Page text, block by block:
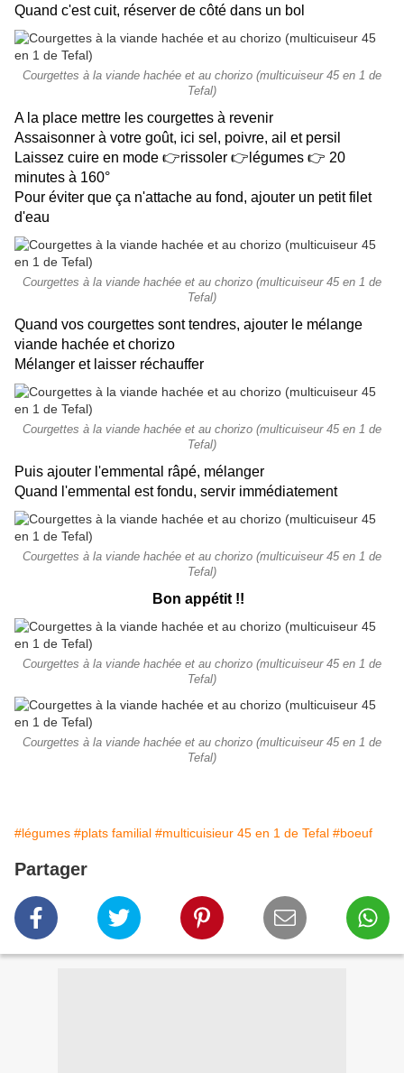
Quand c'est cuit, réserver de côté dans un bol
Courgettes à la viande hachée et au chorizo (multicuiseur 45 en 1 de
Tefal)
A la place mettre les courgettes à revenir
Assaisonner à votre goût, ici sel, poivre, ail et persil
Laissez cuire en mode 👉rissoler 👉légumes 👉 20
minutes à 160°
Pour éviter que ça n'attache au fond, ajouter un petit filet
d'eau
Courgettes à la viande hachée et au chorizo (multicuiseur 45 en 1 de
Tefal)
Quand vos courgettes sont tendres, ajouter le mélange
viande hachée et chorizo
Mélanger et laisser réchauffer
Courgettes à la viande hachée et au chorizo (multicuiseur 45 en 1 de
Tefal)
Puis ajouter l'emmental râpé, mélanger
Quand l'emmental est fondu, servir immédiatement
Courgettes à la viande hachée et au chorizo (multicuiseur 45 en 1 de
Tefal)
Bon appétit !!
Courgettes à la viande hachée et au chorizo (multicuiseur 45 en 1 de
Tefal)
Courgettes à la viande hachée et au chorizo (multicuiseur 45 en 1 de
Tefal)
#légumes #plats familial #multicuisieur 45 en 1 de Tefal #boeuf
Partager